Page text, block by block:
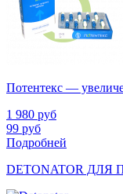
Потентекс —
1 980 руб
99 руб
Подробней
DETONATOR